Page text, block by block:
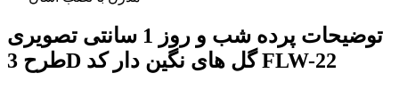
توضیحات پرده شب و روز 1 سانتی تصویری
طرح 3D گل های نگین دار کد FLW-22